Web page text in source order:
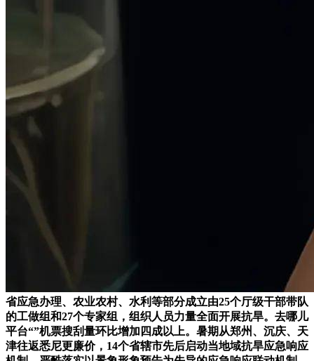
省应急办理、农业农村、水利等部分成立由25个厅级干部带队
的工做组和27个专家组，组织人员力量全面开展抗旱。去哪儿
平台“”机票搜刮量环比增加四成以上。暑期从郑州、沉庆、天
津往返悉尼更廉价，14个省辖市先后启动当地域抗旱应急响应